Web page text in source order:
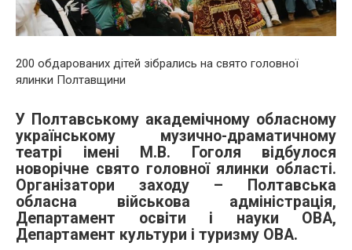
200 обдарованих дітей зібрались на свято головної
ялинки Полтавщини
У Полтавському академічному обласному
українському музично-драматичному
театрі імені М.В. Гоголя відбулося
новорічне свято головної ялинки області.
Організатори заходу – Полтавська
обласна військова адміністрація,
Департамент освіти і науки ОВА,
Департамент культури і туризму ОВА.